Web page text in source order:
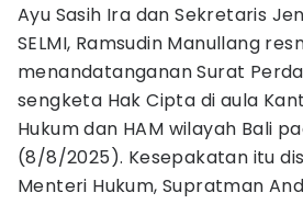
Ayu Sasih Ira dan Sekretaris
SELMI, Ramsudin Manullang
menandatanganan Surat
sengketa Hak Cipta di aula
Hukum dan HAM wilayah Bali
(8/8/2025). Kesepakatan itu
Menteri Hukum, Supratman